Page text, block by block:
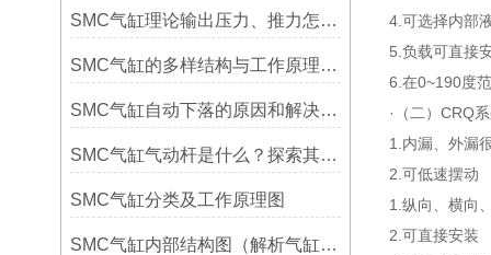
SMC气缸理论输出压力、推力怎么计算公式及对照表
SMC气缸的多样结构与工作原理详解
SMC气缸自动下落的原因和解决方法
SMC气缸气动杆是什么？探索其工作原理与应用领域
SMC气缸分类及工作原理图
SMC气缸内部结构图（解析气缸的结构及基本原理简介）
4.可选择内部
5.负载可直接
6.在0~190度
·（二）CRQ
1.内漏、外漏
2.可低速摆动
1.纵向、横向
2.可直接安装